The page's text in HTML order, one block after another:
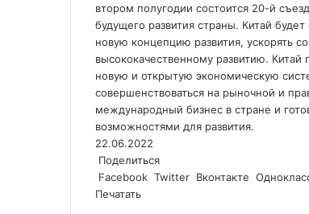
втором полугодии состоится 20-й
будущего развития страны. Китай
новую концепцию развития, ускорять
высококачественному развитию.
новую и открытую экономическую
совершенствоваться на рыночной и
международный бизнес в стране и
возможностями для развития.
22.06.2022
Поделиться
Facebook Twitter Вконтакте
Печатать